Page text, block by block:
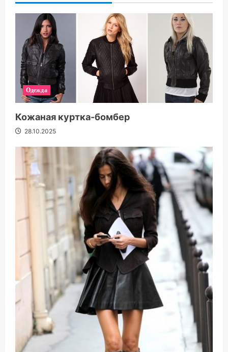
Одежда
Кожаная куртка-бомбер
28.10.2025